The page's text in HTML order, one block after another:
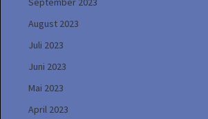
August 2023
Juli 2023
Juni 2023
Mai 2023
April 2023